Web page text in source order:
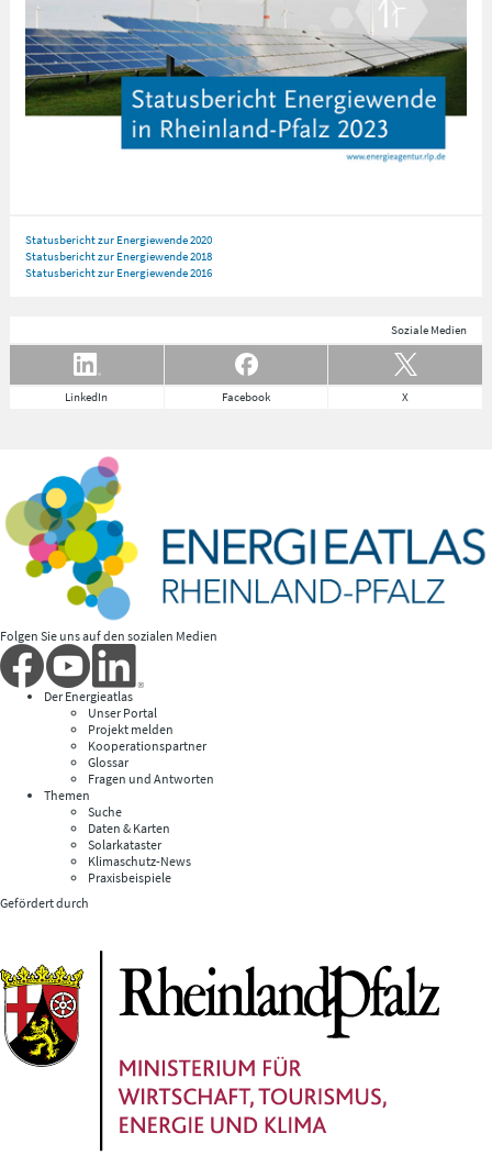
Statusbericht zur Energiewende 2020
Statusbericht zur Energiewende 2018
Statusbericht zur Energiewende 2016
Soziale Medien
LinkedIn Facebook X
Folgen Sie uns auf den sozialen Medien
Der Energieatlas
Unser Portal
Projekt melden
Kooperationspartner
Glossar
Fragen und Antworten
Themen
Suche
Daten & Karten
Solarkataster
Klimaschutz-News
Praxisbeispiele
Gefördert durch